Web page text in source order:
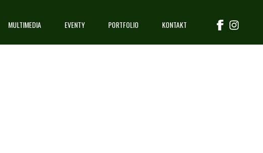
MULTIMEDIA EVENTY PORTFOLIO KONTAKT